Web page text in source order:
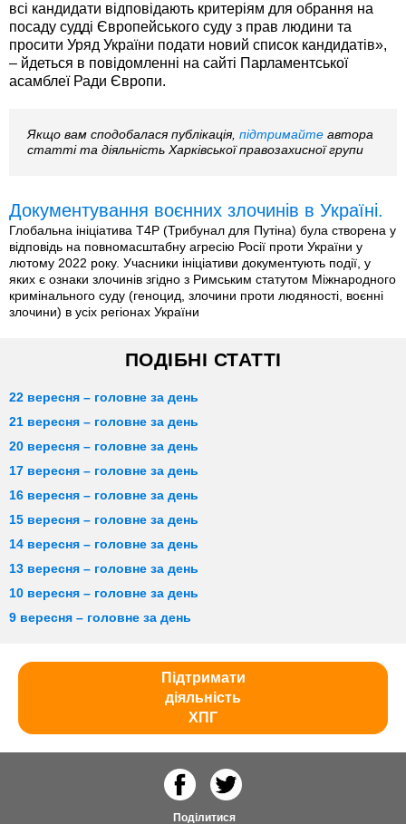
всі кандидати відповідають критеріям для обрання на
посаду судді Європейського суду з прав людини та
просити Уряд України подати новий список кандидатів»,
– йдеться в повідомленні на сайті Парламентської
асамблеї Ради Європи.
Якщо вам сподобалася публікація, підтримайте автора
статті та діяльність Харківської правозахисної групи
Документування воєнних злочинів в Україні.
Глобальна ініціатива T4P (Трибунал для Путіна) була створена у
відповідь на повномасштабну агресію Росії проти України у
лютому 2022 року. Учасники ініціативи документують події, у
яких є ознаки злочинів згідно з Римським статутом Міжнародного
кримінального суду (геноцид, злочини проти людяності, воєнні
злочини) в усіх регіонах України
ПОДІБНІ СТАТТІ
22 вересня – головне за день
21 вересня – головне за день
20 вересня – головне за день
17 вересня – головне за день
16 вересня – головне за день
15 вересня – головне за день
14 вересня – головне за день
13 вересня – головне за день
10 вересня – головне за день
9 вересня – головне за день
Підтримати
діяльність
ХПГ
Поділитися